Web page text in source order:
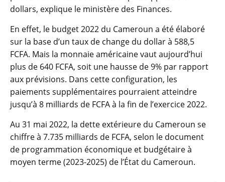
dollars, explique le ministère des Finances.
En effet, le budget 2022 du Cameroun a été élaboré
sur la base d’un taux de change du dollar à 588,5
FCFA. Mais la monnaie américaine vaut aujourd’hui
plus de 640 FCFA, soit une hausse de 9% par rapport
aux prévisions. Dans cette configuration, les
paiements supplémentaires pourraient atteindre
jusqu’à 8 milliards de FCFA à la fin de l’exercice 2022.
Au 31 mai 2022, la dette extérieure du Cameroun se
chiffre à 7.735 milliards de FCFA, selon le document
de programmation économique et budgétaire à
moyen terme (2023-2025) de l’État du Cameroun.